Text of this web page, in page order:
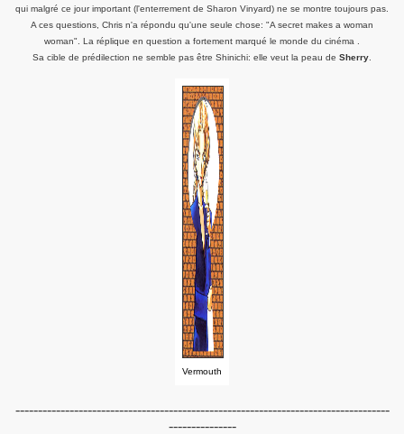
qui malgré ce jour important (l'enterrement de Sharon Vinyard) ne se montre toujours pas.
A ces questions, Chris n'a répondu qu'une seule chose: "A secret makes a woman
woman". La réplique en question a fortement marqué le monde du cinéma .
Sa cible de prédilection ne semble pas être Shinichi: elle veut la peau de Sherry
Vermouth
-----------------------------------------------------------------------------------
---------------